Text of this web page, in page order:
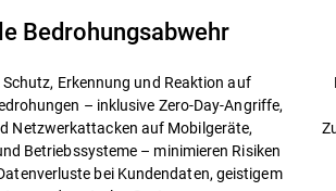
Bedrohungsabwehr
Erkennung und Reaktion auf
– inklusive Zero-Day-Angriffe,
Netzwerkattacken auf Mobilgeräte,
Betriebssysteme – minimieren Risiken
bei Kundendaten, geistigem